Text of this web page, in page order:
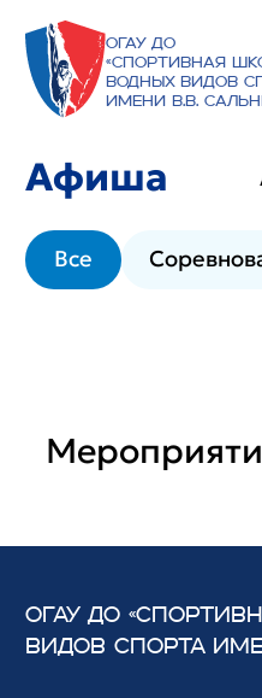
ОГАУ ДО
«Спортивная
водных видов
имени В.В.
Афиша
Все
ОГАУ ДО
ВИДОВ СПОРТА